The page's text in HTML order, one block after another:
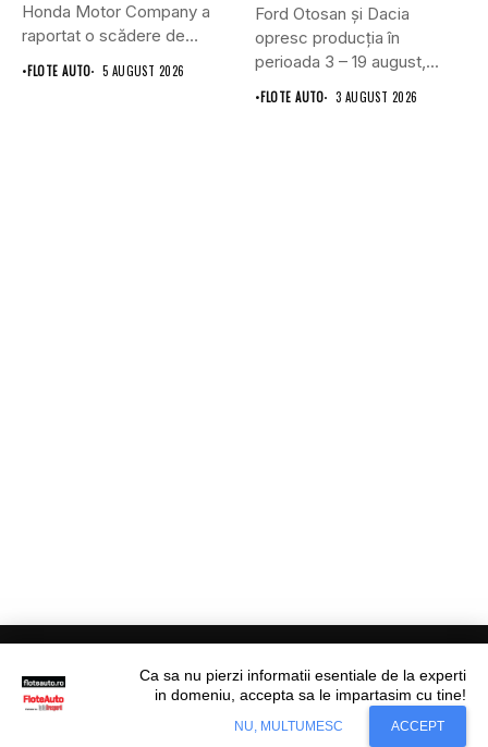
Honda Motor Company a
raportat o scădere de
6,1%...
•FLOTE AUTO 5 AUGUST 2026
Ford Otosan și Dacia
opresc producția în
perioada 3 – 19 august,...
•FLOTE AUTO 3 AUGUST 2026
© Flote Auto. Toate drepturile rezervate.
JuridicFinanciarAnalize De Piață Transporturi
Situl nostru utilizeaza cookies. Ce inseamna
Accept
Ca sa nu pierzi informatii esentiale de la experti
in domeniu, accepta sa le impartasim cu tine!
NU, MULTUMESC ACCEPT